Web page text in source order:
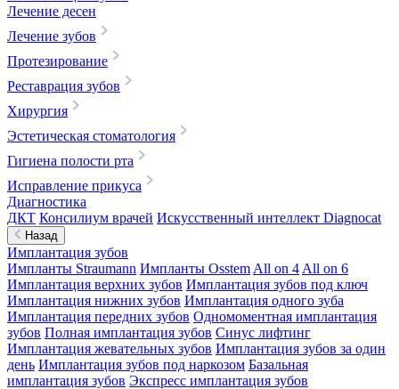
Лечение десен
Лечение зубов
Протезирование
Реставрация зубов
Хирургия
Эстетическая стоматология
Гигиена полости рта
Исправление прикуса
Диагностика
ДКТ Консилиум врачей Искусственный интеллект Diagnocat
Назад
Имплантация зубов
Импланты Straumann Импланты Osstem All on 4 All on 6
Имплантация верхних зубов Имплантация зубов под ключ
Имплантация нижних зубов Имплантация одного зуба
Имплантация передних зубов Одномоментная имплантация
зубов Полная имплантация зубов Синус лифтинг
Имплантация жевательных зубов Имплантация зубов за один
день Имплантация зубов под наркозом Базальная
имплантация зубов Экспресс имплантация зубов